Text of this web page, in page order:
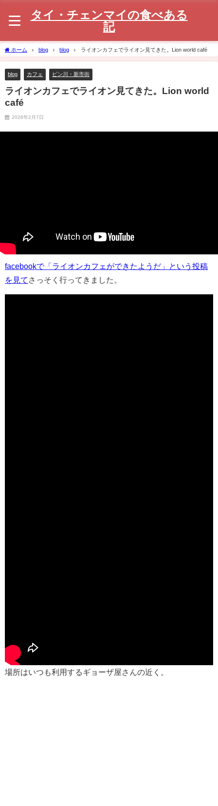
タイ・チェンマイの食べある
記
ホーム blog blog ライオンカフェでライオン見てきた。Lion world café
blog カフェ ピン川・新市街
ライオンカフェでライオン見てきた。Lion world
café
2026年2月7日
facebookで「ライオンカフェができたようだ」という投稿
を見て さっそく行ってきました。
場所はいつも利用するギョーザ屋さんの近く。